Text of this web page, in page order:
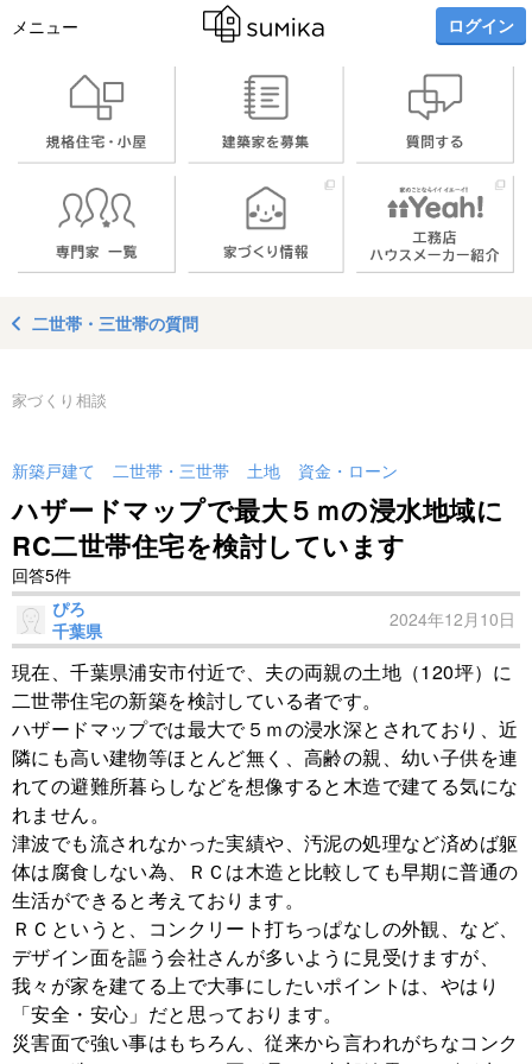
メニュー ログイン
二世帯・三世帯の質問
家づくり相談
新築戸建て 二世帯・三世帯 土地 資金・ローン
ハザードマップで最大５ｍの浸水地域に
RC二世帯住宅を検討しています
回答5件
ぴろ
千葉県
2024年12月10日
現在、千葉県浦安市付近で、夫の両親の土地（120坪）に
二世帯住宅の新築を検討している者です。
ハザードマップでは最大で５ｍの浸水深とされており、近
隣にも高い建物等ほとんど無く、高齢の親、幼い子供を連
れての避難所暮らしなどを想像すると木造で建てる気にな
れません。
津波でも流されなかった実績や、汚泥の処理など済めば躯
体は腐食しない為、ＲＣは木造と比較しても早期に普通の
生活ができると考えております。
ＲＣというと、コンクリート打ちっぱなしの外観、など、
デザイン面を謳う会社さんが多いように見受けますが、
我々が家を建てる上で大事にしたいポイントは、やはり
「安全・安心」だと思っております。
災害面で強い事はもちろん、従来から言われがちなコンク